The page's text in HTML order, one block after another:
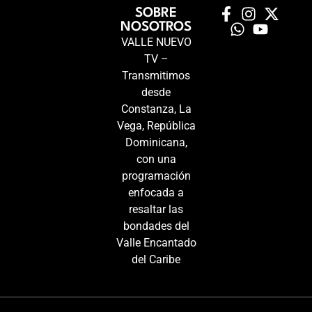
SOBRE
NOSOTROS
VALLE NUEVO
TV –
Transmitimos
desde
Constanza, La
Vega, República
Dominicana,
con una
programación
enfocada a
resaltar las
bondades del
Valle Encantado
del Caribe